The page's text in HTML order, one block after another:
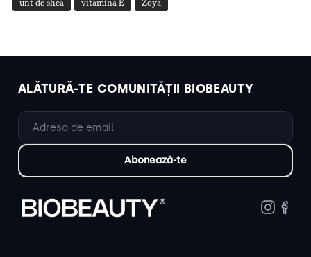
unt de shea vitamina E Zoya
ALĂTURĂ-TE COMUNITĂȚII BIOBEAUTY